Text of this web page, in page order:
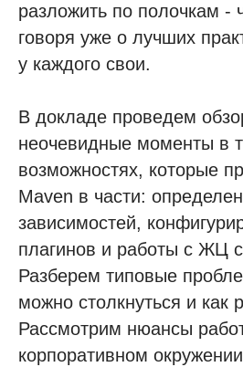
разложить по полочкам -
говоря уже о лучших
у каждого свои.
В докладе проведем
неочевидные моменты в
возможностях, которые
Maven в части:
зависимостей,
плагинов и работы с ЖЦ
Разберем типовые
можно столкнуться и как
Рассмотрим нюансы
корпоративном